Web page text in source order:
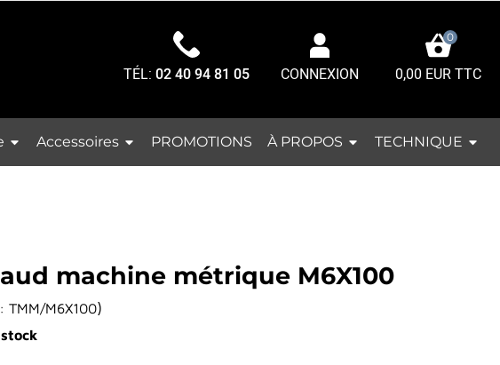
TÉL:02 40 94 81 05 CONNEXION
0
0,00 EUR TTC
Accessoires PROMOTIONS À PROPOS TECHNIQUE
machine métrique M6X100
TMM/M6X100)